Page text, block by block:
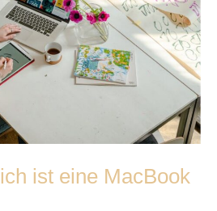
ist eine MacBook